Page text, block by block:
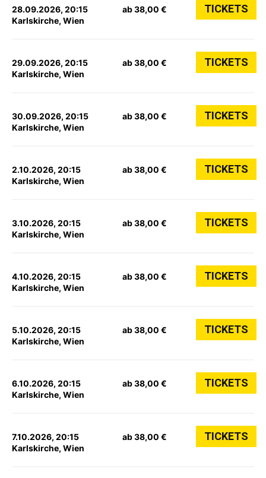
28.09.2026, 20:15
Karlskirche, Wien
ab 38,00 € TICKETS
29.09.2026, 20:15
Karlskirche, Wien
ab 38,00 € TICKETS
30.09.2026, 20:15
Karlskirche, Wien
ab 38,00 € TICKETS
2.10.2026, 20:15
Karlskirche, Wien
ab 38,00 € TICKETS
3.10.2026, 20:15
Karlskirche, Wien
ab 38,00 € TICKETS
4.10.2026, 20:15
Karlskirche, Wien
ab 38,00 € TICKETS
5.10.2026, 20:15
Karlskirche, Wien
ab 38,00 € TICKETS
6.10.2026, 20:15
Karlskirche, Wien
ab 38,00 € TICKETS
7.10.2026, 20:15
Karlskirche, Wien
ab 38,00 € TICKETS